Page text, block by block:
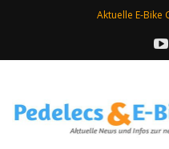
Aktuelle E-Bike